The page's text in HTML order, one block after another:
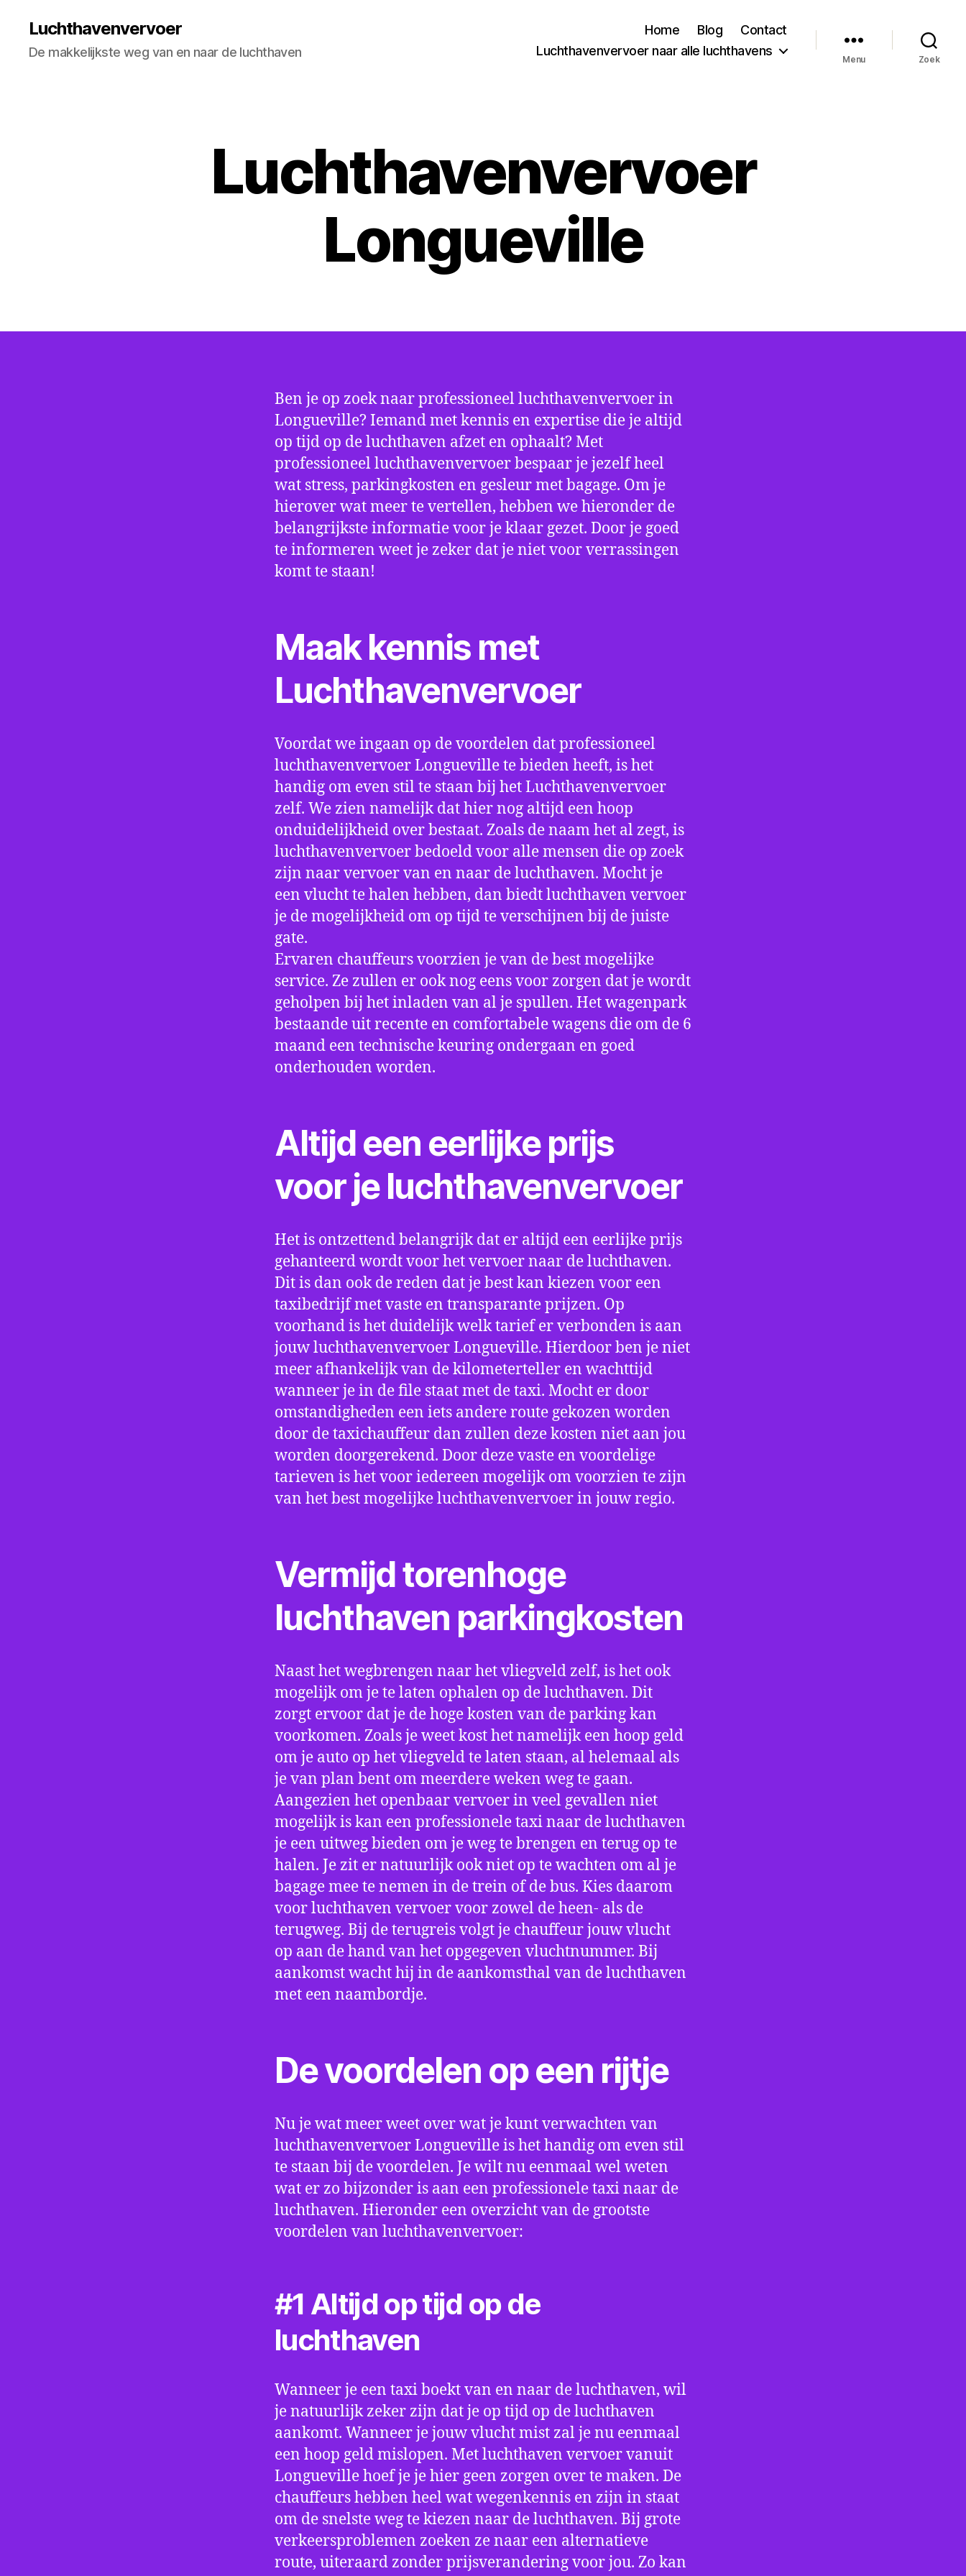
Luchthavenvervoer
De makkelijkste weg van en naar de luchthaven
Home Blog
Contact
Luchthavenvervoer naar alle luchthavens
Menu Zoek
Luchthavenvervoer
Longueville
Ben je op zoek naar professioneel luchthavenvervoer in
Longueville? Iemand met kennis en expertise die je altijd
op tijd op de luchthaven afzet en ophaalt? Met
professioneel luchthavenvervoer bespaar je jezelf heel
wat stress, parkingkosten en gesleur met bagage. Om je
hierover wat meer te vertellen, hebben we hieronder de
belangrijkste informatie voor je klaar gezet. Door je goed
te informeren weet je zeker dat je niet voor verrassingen
komt te staan!
Maak kennis met
Luchthavenvervoer
Voordat we ingaan op de voordelen dat professioneel
luchthavenvervoer Longueville te bieden heeft, is het
handig om even stil te staan bij het Luchthavenvervoer
zelf. We zien namelijk dat hier nog altijd een hoop
onduidelijkheid over bestaat. Zoals de naam het al zegt, is
luchthavenvervoer bedoeld voor alle mensen die op zoek
zijn naar vervoer van en naar de luchthaven. Mocht je
een vlucht te halen hebben, dan biedt luchthaven vervoer
je de mogelijkheid om op tijd te verschijnen bij de juiste
gate.
Ervaren chauffeurs voorzien je van de best mogelijke
service. Ze zullen er ook nog eens voor zorgen dat je wordt
geholpen bij het inladen van al je spullen. Het wagenpark
bestaande uit recente en comfortabele wagens die om de 6
maand een technische keuring ondergaan en goed
onderhouden worden.
Altijd een eerlijke prijs
voor je luchthavenvervoer
Het is ontzettend belangrijk dat er altijd een eerlijke prijs
gehanteerd wordt voor het vervoer naar de luchthaven.
Dit is dan ook de reden dat je best kan kiezen voor een
taxibedrijf met vaste en transparante prijzen. Op
voorhand is het duidelijk welk tarief er verbonden is aan
jouw luchthavenvervoer Longueville. Hierdoor ben je niet
meer afhankelijk van de kilometerteller en wachttijd
wanneer je in de file staat met de taxi. Mocht er door
omstandigheden een iets andere route gekozen worden
door de taxichauffeur dan zullen deze kosten niet aan jou
worden doorgerekend. Door deze vaste en voordelige
tarieven is het voor iedereen mogelijk om voorzien te zijn
van het best mogelijke luchthavenvervoer in jouw regio.
Vermijd torenhoge
luchthaven parkingkosten
Naast het wegbrengen naar het vliegveld zelf, is het ook
mogelijk om je te laten ophalen op de luchthaven. Dit
zorgt ervoor dat je de hoge kosten van de parking kan
voorkomen. Zoals je weet kost het namelijk een hoop geld
om je auto op het vliegveld te laten staan, al helemaal als
je van plan bent om meerdere weken weg te gaan.
Aangezien het openbaar vervoer in veel gevallen niet
mogelijk is kan een professionele taxi naar de luchthaven
je een uitweg bieden om je weg te brengen en terug op te
halen. Je zit er natuurlijk ook niet op te wachten om al je
bagage mee te nemen in de trein of de bus. Kies daarom
voor luchthaven vervoer voor zowel de heen- als de
terugweg. Bij de terugreis volgt je chauffeur jouw vlucht
op aan de hand van het opgegeven vluchtnummer. Bij
aankomst wacht hij in de aankomsthal van de luchthaven
met een naambordje.
De voordelen op een rijtje
Nu je wat meer weet over wat je kunt verwachten van
luchthavenvervoer Longueville is het handig om even stil
te staan bij de voordelen. Je wilt nu eenmaal wel weten
wat er zo bijzonder is aan een professionele taxi naar de
luchthaven. Hieronder een overzicht van de grootste
voordelen van luchthavenvervoer:
#1 Altijd op tijd op de
luchthaven
Wanneer je een taxi boekt van en naar de luchthaven, wil
je natuurlijk zeker zijn dat je op tijd op de luchthaven
aankomt. Wanneer je jouw vlucht mist zal je nu eenmaal
een hoop geld mislopen. Met luchthaven vervoer vanuit
Longueville hoef je je hier geen zorgen over te maken. De
chauffeurs hebben heel wat wegenkennis en zijn in staat
om de snelste weg te kiezen naar de luchthaven. Bij grote
verkeersproblemen zoeken ze naar een alternatieve
route, uiteraard zonder prijsverandering voor jou. Zo kan